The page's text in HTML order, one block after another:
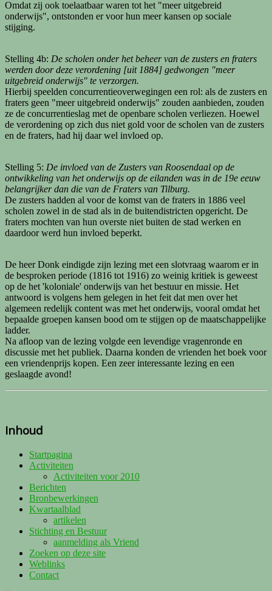
Omdat zij ook toelaatbaar waren tot het "meer uitgebreid
onderwijs", ontstonden er voor hun meer kansen op sociale
stijging.
Stelling 4b: De scholen onder het beheer van de zusters en fraters
werden door deze verordening [uit 1884] gedwongen "meer
uitgebreid onderwijs" te verzorgen.
Hierbij speelden concurrentieoverwegingen een rol: als de zusters en
fraters geen "meer uitgebreid onderwijs" zouden aanbieden, zouden
ze de concurrentieslag met de openbare scholen verliezen. Hoewel
de verordening op zich dus niet gold voor de scholen van de zusters
en de fraters, had hij daar wel invloed op.
Stelling 5: De invloed van de Zusters van Roosendaal op de
ontwikkeling van het onderwijs op de eilanden was in de 19e eeuw
belangrijker dan die van de Fraters van Tilburg.
De zusters hadden al voor de komst van de fraters in 1886 veel
scholen zowel in de stad als in de buitendistricten opgericht. De
fraters mochten van hun overste niet buiten de stad werken en
daardoor werd hun invloed beperkt.
De heer Donk eindigde zijn lezing met een slotvraag waarom er in
de besproken periode (1816 tot 1916) zo weinig kritiek is geweest
op de het 'koloniale' onderwijs van het bestuur en missie. Het
antwoord is volgens hem gelegen in het feit dat men over het
algemeen redelijk content was met het onderwijs, vooral omdat het
bepaalde groepen kansen bood om te stijgen op de maatschappelijke
ladder.
Na afloop van de lezing volgde een levendige vragenronde en
discussie met het publiek. Daarna konden de vrienden het boek voor
een vriendenprijs kopen. Een zeer interessante lezing en een
geslaagde avond!
Inhoud
Startpagina
Activiteiten
Activiteiten voor 2010
Berichten
Bronbewerkingen
Kwartaalblad
artikelen
Stichting en Bestuur
aanmelding als Vriend
Zoeken op deze site
Weblinks
Contact